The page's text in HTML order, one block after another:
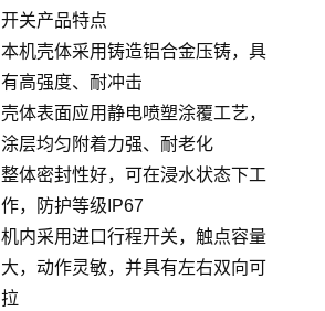
开关产品特点
本机壳体采用铸造铝合金压铸，具
有高强度、耐冲击
壳体表面应用静电喷塑涂覆工艺，
涂层均匀附着力强、耐老化
整体密封性好，可在浸水状态下工
作，防护等级IP67
机内采用进口行程开关，触点容量
大，动作灵敏，并具有左右双向可
拉